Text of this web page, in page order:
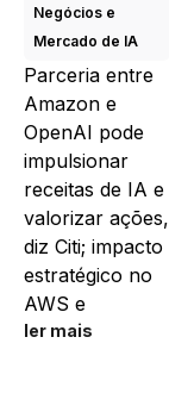
Negócios e
Mercado de IA
Parceria entre
Amazon e
OpenAI pode
impulsionar
receitas de IA e
valorizar ações,
diz Citi; impacto
estratégico no
AWS e
ler mais